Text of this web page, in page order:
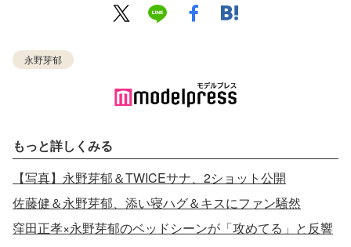
永野芽郁
もっと詳しくみる
【写真】永野芽郁＆TWICEサナ、2ショット公開
佐藤健＆永野芽郁、添い寝ハグ＆キスにファン騒然
窪田正孝×永野芽郁のベッドシーンが「攻めてる」と反響